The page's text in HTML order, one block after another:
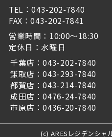
TEL：043-202-7840
FAX：043-202-7841
営業時間：10:00～18:30
定休日：水曜日
千葉店：043-202-7840
鎌取店：043-293-7840
都賀店：043-214-7840
成田店：0476-24-7840
市原店：0436-20-7840
(c) ARESレジデンシ